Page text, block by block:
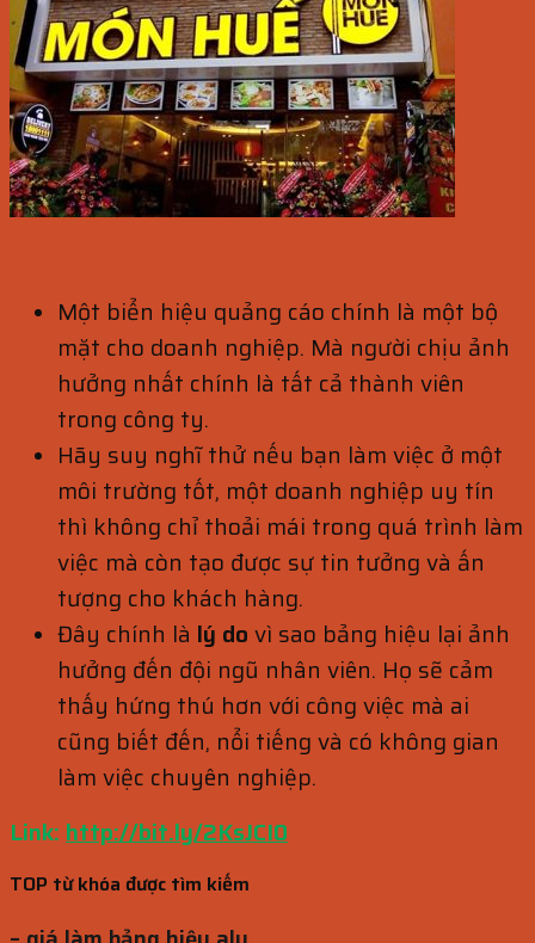
Một biển hiệu quảng cáo chính là một bộ
mặt cho doanh nghiệp. Mà người chịu ảnh
hưởng nhất chính là tất cả thành viên
trong công ty.
Hãy suy nghĩ thử nếu bạn làm việc ở một
môi trường tốt, một doanh nghiệp uy tín
thì không chỉ thoải mái trong quá trình làm
việc mà còn tạo được sự tin tưởng và ấn
tượng cho khách hàng.
Đây chính là lý do vì sao bảng hiệu lại ảnh
hưởng đến đội ngũ nhân viên. Họ sẽ cảm
thấy hứng thú hơn với công việc mà ai
cũng biết đến, nổi tiếng và có không gian
làm việc chuyên nghiệp.
Link: http://bit.ly/2KsJCI0
TOP từ khóa được tìm kiếm